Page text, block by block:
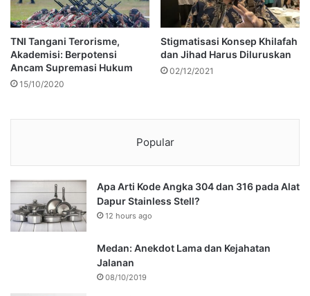
TNI Tangani Terorisme,
Akademisi: Berpotensi
Ancam Supremasi Hukum
15/10/2020
Stigmatisasi Konsep Khilafah
dan Jihad Harus Diluruskan
02/12/2021
Popular
Apa Arti Kode Angka 304 dan 316 pada Alat
Dapur Stainless Stell?
12 hours ago
Medan: Anekdot Lama dan Kejahatan
Jalanan
08/10/2019